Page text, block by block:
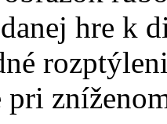
hre k